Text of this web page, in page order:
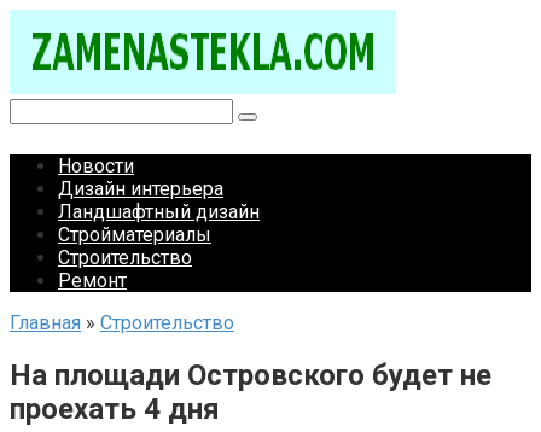
контенту
Новости
Дизайн интерьера
Ландшафтный дизайн
Стройматериалы
Строительство
Ремонт
Главная » Строительство
На площади Островского будет не
проехать 4 дня